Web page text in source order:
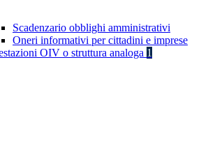
Scadenzario obblighi amministrativi
Oneri informativi per cittadini e imprese
OIV o struttura analoga 1